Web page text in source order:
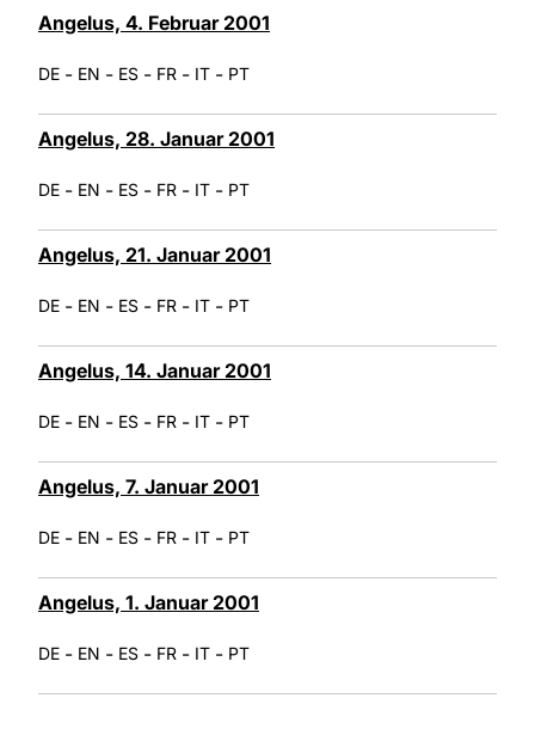
Angelus, 4. Februar 2001
DE - EN - ES - FR - IT - PT
Angelus, 28. Januar 2001
DE - EN - ES - FR - IT - PT
Angelus, 21. Januar 2001
DE - EN - ES - FR - IT - PT
Angelus, 14. Januar 2001
DE - EN - ES - FR - IT - PT
Angelus, 7. Januar 2001
DE - EN - ES - FR - IT - PT
Angelus, 1. Januar 2001
DE - EN - ES - FR - IT - PT